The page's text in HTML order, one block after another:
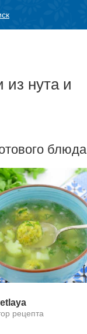
из нута и
блюда
рецепта